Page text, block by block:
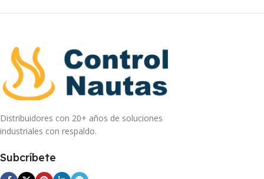
Distribuidores con 20+ años de soluciones
industriales con respaldo.
Subcríbete